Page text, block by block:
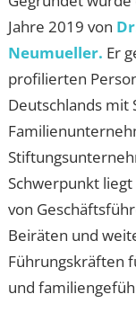
Jahre 2019 von
Neumueller. Er
profilierten
Deutschlands mit
Schwerpunkt
von
Beiräten und
Führungskräften
und